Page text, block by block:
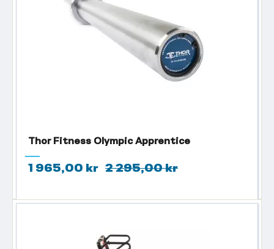
Thor Fitness Olympic Apprentice
1 965,00 kr 2 295,00 kr